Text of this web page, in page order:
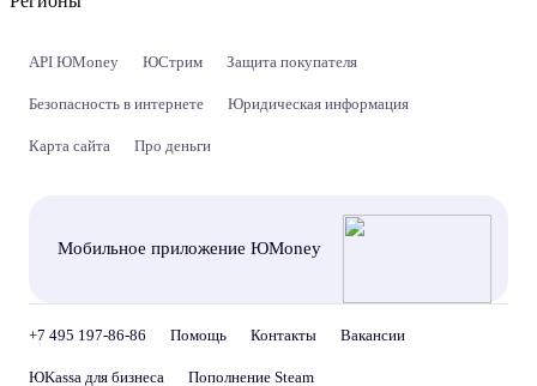
API ЮMoney ЮСтрим Защита покупателя
Безопасность в интернете Юридическая информация
Карта сайта Про деньги
Мобильное приложение ЮMoney
+7 495 197-86-86 Помощь Контакты Вакансии
ЮKassa для бизнеса Пополнение Steam